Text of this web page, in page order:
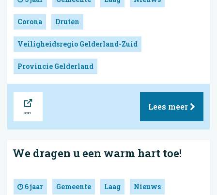
Corona Druten
Veiligheidsregio Gelderland-Zuid
Provincie Gelderland
Lees meer
We dragen u een warm hart toe!
6 jaar Gemeente Laag Nieuws